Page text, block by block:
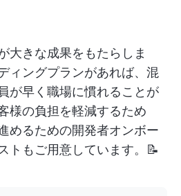
大きな成果をもたらしま
ィングプランがあれば、混
が早く職場に慣れることが
様の負担を軽減するため
めるための開発者オンボー
トもご用意しています。📝